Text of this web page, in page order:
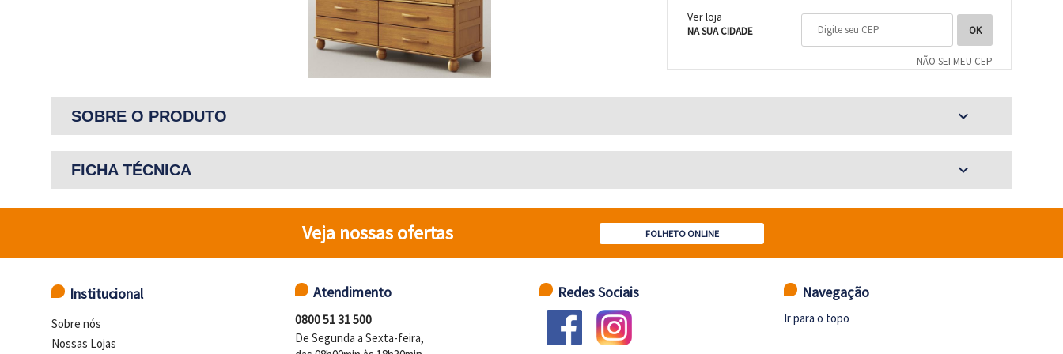
Ver loja
NA SUA CIDADE
NÃO SEI MEU CEP
SOBRE O PRODUTO expand_more
FICHA TÉCNICA expand_more
Veja nossas ofertas FOLHETO ONLINE
Institucional
Sobre nós
Nossas Lojas
Atendimento
0800 51 31 500
De Segunda a Sexta-feira,
Redes Sociais Navegação
Ir para o topo